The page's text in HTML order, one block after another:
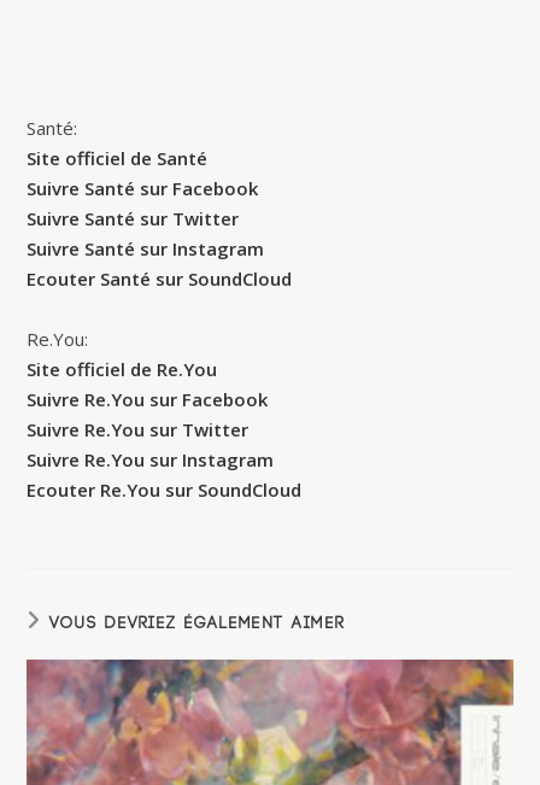
Santé:
Site officiel de Santé
Suivre Santé sur Facebook
Suivre Santé sur Twitter
Suivre Santé sur Instagram
Ecouter Santé sur SoundCloud
Re.You:
Site officiel de Re.You
Suivre Re.You sur Facebook
Suivre Re.You sur Twitter
Suivre Re.You sur Instagram
Ecouter Re.You sur SoundCloud
VOUS DEVRIEZ ÉGALEMENT AIMER